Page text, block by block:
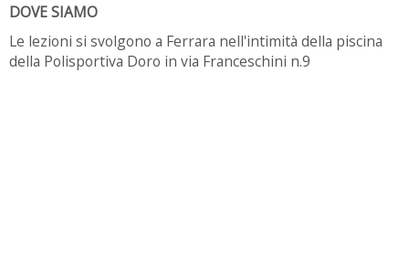
DOVE SIAMO
Le lezioni si svolgono a Ferrara nell'intimità della piscina
della Polisportiva Doro in via Franceschini n.9